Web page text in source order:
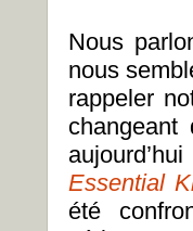
Nous
nous
rappeler
Essential
été